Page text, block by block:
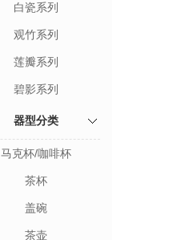
白瓷系列
观竹系列
莲瓣系列
碧影系列
器型分类
马克杯/咖啡杯
茶杯
盖碗
茶壶